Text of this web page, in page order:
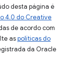
desta página é
4.0 do Creative
de acordo com
aspolíticas do
da Oracle